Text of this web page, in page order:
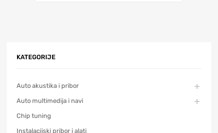
KATEGORIJE
Auto akustika i pribor
Auto multimedija i navi
Chip tuning
Instalacijski pribor i alati